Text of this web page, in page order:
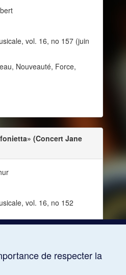
vol. 16, no 157 (juin
Nouveauté, Force,
(Concert Jane
vol. 16, no 152
Valeur, Clarté,
de respecter la